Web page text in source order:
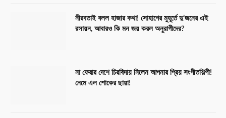
নীরবতাই বলল হাজার কথা! সোহাগের মুহূর্তে দু’জনের এই
রসায়ন, আবারও কি মন জয় করল অনুরাগীদের?
না ফেরার দেশে চিরবিদায় নিলেন আপনার প্রিয় সংগীতশিল্পী!
নেমে এল শোকের ছায়া!